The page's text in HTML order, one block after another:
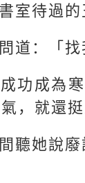
室待過
道：「找
成功成為
，就還挺
聽她說